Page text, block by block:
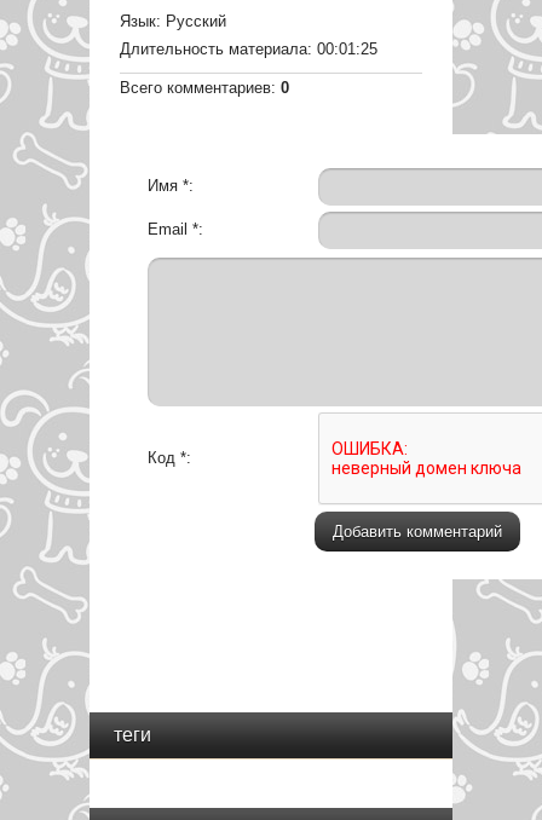
Язык: Русский
Длительность материала: 00:01:25
Всего комментариев: 0
Имя *:
Email *:
Код *:
теги